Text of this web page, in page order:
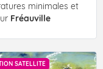
minimales et
Fréauville
SATELLITE